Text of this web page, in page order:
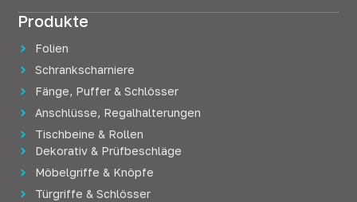
Produkte
Folien
Schrankscharniere
Fänge, Puffer & Schlösser
Anschlüsse, Regalhalterungen
Tischbeine & Rollen
Dekorativ & Prüfbeschläge
Möbelgriffe & Knöpfe
Türgriffe & Schlösser